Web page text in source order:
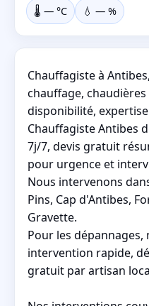
🌡️ — °C 💧 — %
Chauffagiste à
chauffage,
disponibilité,
Chauffagiste Antibes
7j/7, devis gratuit
pour urgence et
Nous intervenons
Pins, Cap d'Antibes,
Gravette.
Pour les
intervention rapide,
gratuit par artisan